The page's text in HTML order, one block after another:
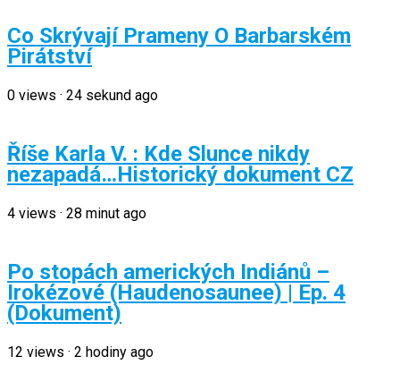
Co Skrývají Prameny O Barbarském
Pirátství
0 views · 24 sekund ago
Říše Karla V. : Kde Slunce nikdy
nezapadá…Historický dokument CZ
4 views · 28 minut ago
Po stopách amerických Indiánů –
Irokézové (Haudenosaunee) | Ep. 4
(Dokument)
12 views · 2 hodiny ago